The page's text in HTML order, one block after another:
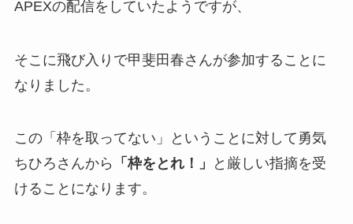
APEXの配信をしていたようですが、
そこに飛び入りで甲斐田春さんが参加することに
なりました。
この「枠を取ってない」
ということに対して勇気
ちひろさんから
「枠をとれ！」
と厳しい指摘を受
けることになります。